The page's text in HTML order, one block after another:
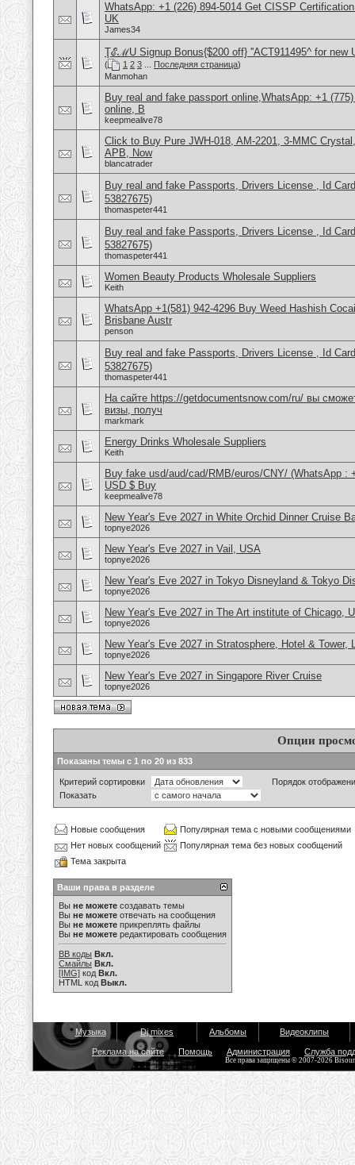
WhatsApp: +1 (226) 894-5014​ Get CISSP
UK
James34
ŢℰℳU Signup Bonus{$200 off} ''ACT911495^ for new
( 1 2 3 Последняя страница)
Manmohan
Buy real and fake passport online,WhatsApp: +1
online, B
keepmealive78
Click to Buy Pure JWH-018, AM-2201, 3-MMC
APB, Now
blancatrader
Buy real and fake Passports, Drivers License , Id
53827675)
thomaspeter441
Buy real and fake Passports, Drivers License , Id
53827675)
thomaspeter441
Women Beauty Products Wholesale Suppliers
Keith
WhatsApp +1(581) 942-4296 Buy Weed Hashish
Brisbane Austr
penson
Buy real and fake Passports, Drivers License , Id
53827675)
thomaspeter441
На сайте https://getdocumentsnow.com/ru/ вы
визы, получ
markmark
Energy Drinks Wholesale Suppliers
Keith
Buy fake usd/aud/cad/RMB/euros/CNY/ (WhatsApp :
USD $ Buy
keepmealive78
New Year's Eve 2027 in White Orchid Dinner Cruise
topnye2026
New Year's Eve 2027 in Vail, USA
topnye2026
New Year's Eve 2027 in Tokyo Disneyland & Tokyo
topnye2026
New Year's Eve 2027 in The Art institute of Chicago,
topnye2026
New Year's Eve 2027 in Stratosphere, Hotel & Tower,
topnye2026
New Year's Eve 2027 in Singapore River Cruise
topnye2026
Опции
Показаны темы с 1 по 20 из 833
Критерий сортировки
Порядок
Показать
Новые сообщения
Популярная тема с новыми сообщениями
Нет новых сообщений
Популярная тема без новых сообщений
Тема закрыта
Ваши права в разделе
Вы не можете создавать темы
Вы не можете отвечать на сообщения
Вы не можете прикреплять файлы
Вы не можете редактировать сообщения
BB коды Вкл.
Смайлы Вкл.
[IMG] код Вкл.
HTML код Выкл.
Музыка Dj mixes Альбомы Видеоклипы
Реклама на сайте Помощь Администрация Служба
Все права защищены © 2007-2026